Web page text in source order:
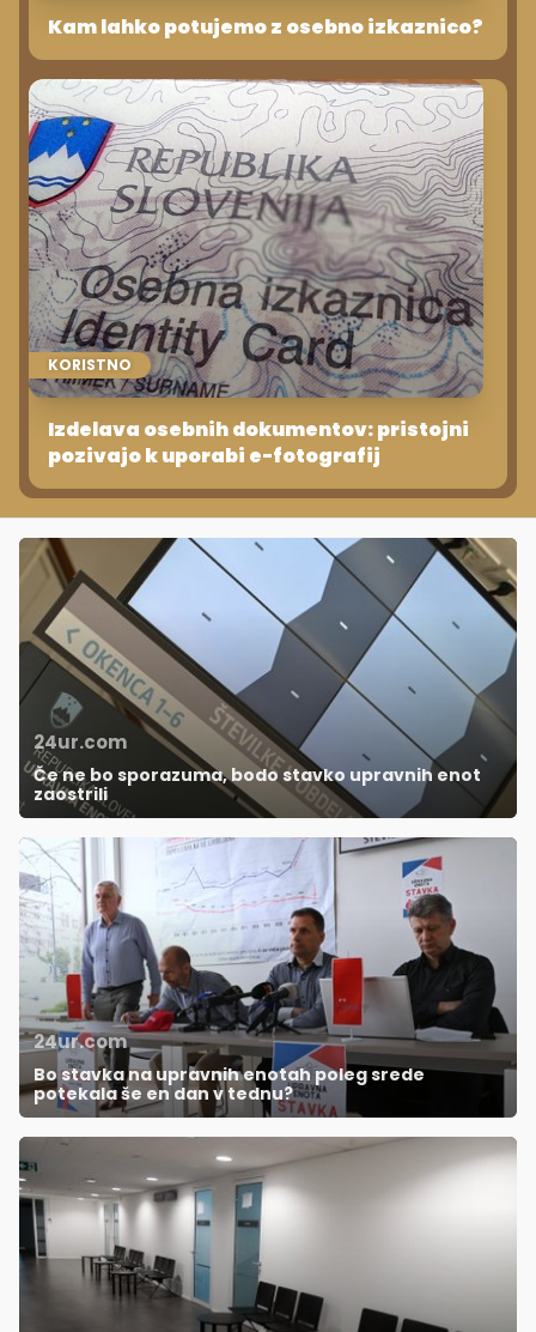
Kam lahko potujemo z osebno izkaznico?
KORISTNO
Izdelava osebnih dokumentov: pristojni
pozivajo k uporabi e-fotografij
24ur.com
Če ne bo sporazuma, bodo stavko upravnih enot
zaostrili
24ur.com
Bo stavka na upravnih enotah poleg srede
potekala še en dan v tednu?